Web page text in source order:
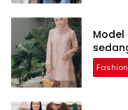
Fashion